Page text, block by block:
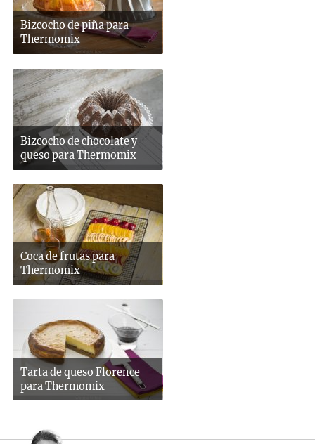
Bizcocho de piña para
Thermomix
Bizcocho de chocolate y
queso para Thermomix
Coca de frutas para
Thermomix
Tarta de queso Florence
para Thermomix